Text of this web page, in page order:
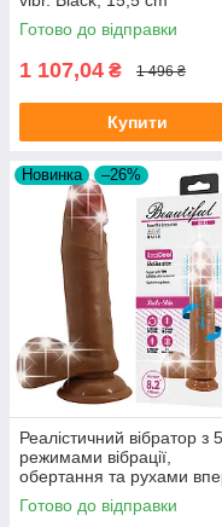
Готово до відправки
1 107,04 ₴ 1 496 ₴
Купити
Новинка –26%
Реалістичний вібратор з 5
режимами вібрації,
обертання та рухами
назад Beautiful Encounter
Abel Vibrator Latin
Готово до відправки